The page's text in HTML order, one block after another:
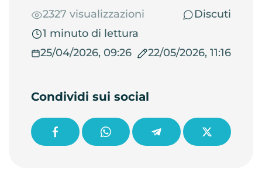
2327 visualizzazioni
Discuti
1 minuto di lettura
25/04/2026, 09:26
22/05/2026, 11:16
Condividi sui social